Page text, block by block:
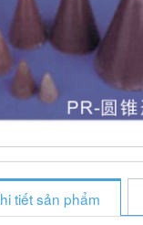
tiết sản phẩm